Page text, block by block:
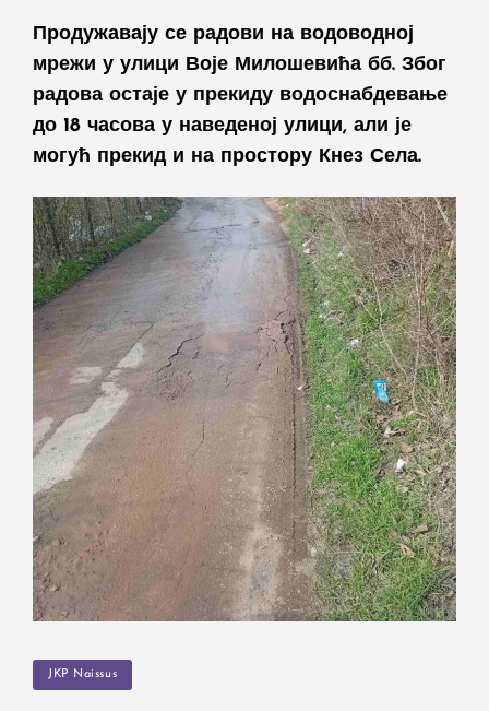
Продужавају се радови на водоводној
мрежи у улици Воје Милошевића бб. Због
радова остаје у прекиду водоснабдевање
до 18 часова у наведеној улици, али је
могућ прекид и на простору Кнез Села.
TAGS
JKP Naissus